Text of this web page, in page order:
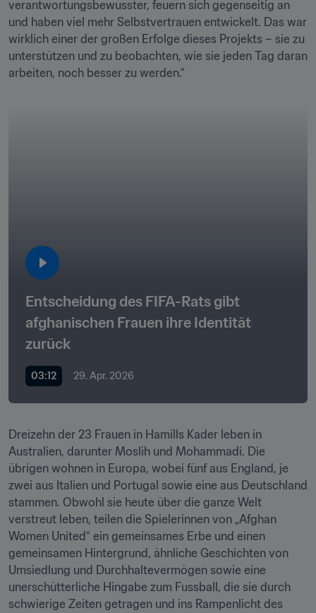
verantwortungsbewusster, feuern sich gegenseitig an
und haben viel mehr Selbstvertrauen entwickelt. Das war
wirklich einer der großen Erfolge dieses Projekts – sie zu
unterstützen und zu beobachten, wie sie jeden Tag daran
arbeiten, noch besser zu werden.“
Entscheidung des FIFA-Rats gibt
afghanischen Frauen ihre Identität
zurück
03:12 29. Apr. 2026
Dreizehn der 23 Frauen in Hamills Kader leben in
Australien, darunter Moslih und Mohammadi. Die
übrigen wohnen in Europa, wobei fünf aus England, je
zwei aus Italien und Portugal sowie eine aus Deutschland
stammen. Obwohl sie heute über die ganze Welt
verstreut leben, teilen die Spielerinnen von „Afghan
Women United“ ein gemeinsames Erbe und einen
gemeinsamen Hintergrund, ähnliche Geschichten von
Umsiedlung und Durchhaltevermögen sowie eine
unerschütterliche Hingabe zum Fussball, die sie durch
schwierige Zeiten getragen und ins Rampenlicht des